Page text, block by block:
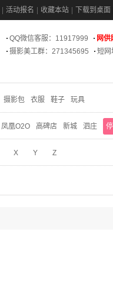
活动报名 收藏本站 下载到桌面
QQ微信客服：11917999
网
摄影美工群：271345695
短网
摄影包 衣服 鞋子 玩具
凤凰O2O 高碑店 新城 泗庄
X Y Z